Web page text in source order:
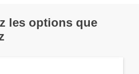
les options que